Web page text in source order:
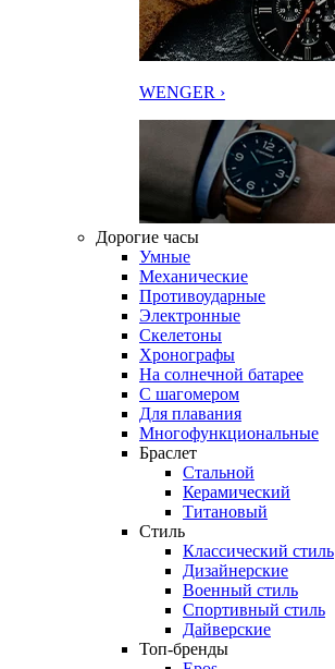
WENGER ›
Дорогие часы
Умные
Механические
Противоударные
Электронные
Скелетоны
Хронографы
На солнечной батарее
С шагомером
Для плавания
Многофункциональные
Браслет
Стальной
Керамический
Титановый
Стиль
Классический стиль
Дизайнерские
Военный стиль
Спортивный стиль
Дайверские
Топ-бренды